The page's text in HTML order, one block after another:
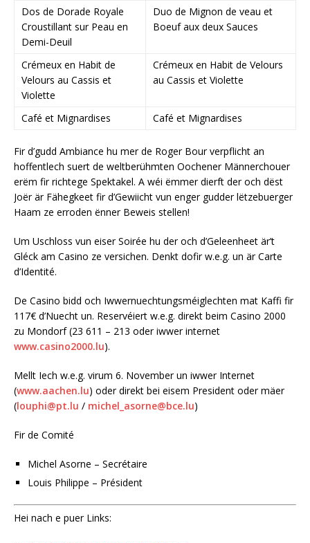
Dos de Dorade Royale
Croustillant sur Peau en
Demi-Deuil
Duo de Mignon de veau et
Boeuf aux deux Sauces
Crémeux en Habit de
Velours au Cassis et
Violette
Crémeux en Habit de Velours
au Cassis et Violette
Café et Mignardises Café et Mignardises
Fir d’gudd Ambiance hu mer de Roger Bour verpflicht an
hoffentlech suert de weltberühmten Oochener Männerchouer
erëm fir richtege Spektakel. A wéi ëmmer dierft der och dëst
Joër är Fähegkeet fir d’Gewiicht vun enger gudder lëtzebuerger
Haam ze erroden ënner Beweis stellen!
Um Uschloss vun eiser Soirée hu der och d’Geleenheet är’t
Gléck am Casino ze versichen. Denkt dofir w.e.g. un är Carte
d’Identité.
De Casino bidd och Iwwernuechtungsméiglechten mat Kaffi fir
117€ d’Nuecht un. Reservéiert w.e.g. direkt beim Casino 2000
zu Mondorf (23 611 – 213 oder iwwer internet
www.casino2000.lu).
Mellt Iech w.e.g. virum 6. November un iwwer Internet
(www.aachen.lu) oder direkt bei eisem President oder mäer
(louphi@pt.lu / michel_asorne@bce.lu)
Fir de Comité
Michel Asorne – Secrétaire
Louis Philippe – Président
Hei nach e puer Links: